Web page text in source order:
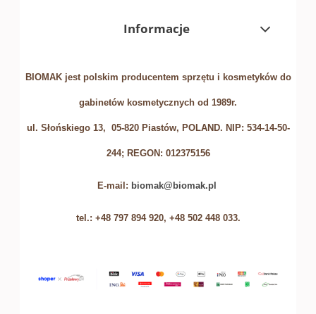
Informacje
BIOMAK jest polskim producentem sprzętu i kosmetyków do
gabinetów kosmetycznych od 1989r.
ul. Słońskiego 13, 05-820 Piastów, POLAND. NIP: 534-14-50-
244; REGON: 012375156
E-mail: biomak@biomak.pl
tel.: +48 797 894 920, +48 502 448 033.